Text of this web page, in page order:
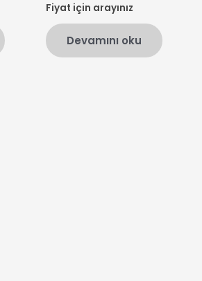
5
üzerinden
oy
aldı
Fiyat için arayınız
Devamını oku